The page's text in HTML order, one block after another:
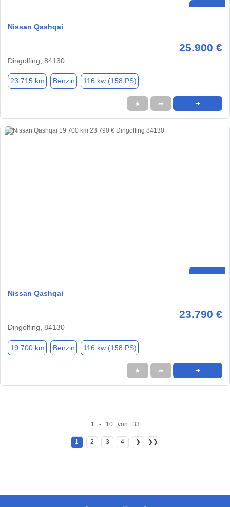
Nissan Qashqai
25.900 €
Dingolfing, 84130
23.715 km Benzin 116 kw (158 PS)
★ ➦ ➜
Nissan Qashqai
23.790 €
Dingolfing, 84130
19.700 km Benzin 116 kw (158 PS)
★ ➦ ➜
1 - 10 von 33
1 2 3 4 ❯ ❯❯